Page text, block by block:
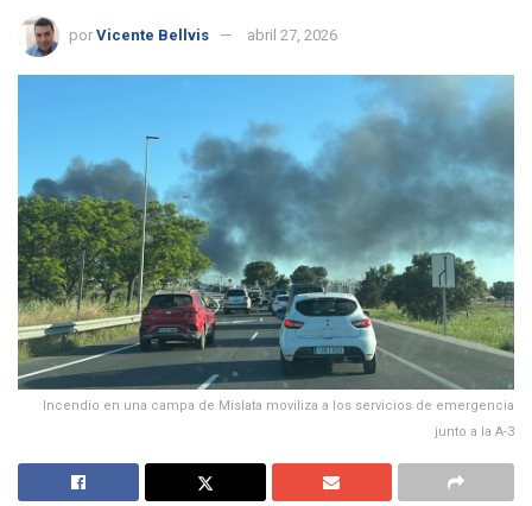
por Vicente Bellvis abril 27, 2026
Incendio en una campa de Mislata moviliza a los servicios de emergencia
junto a la A-3